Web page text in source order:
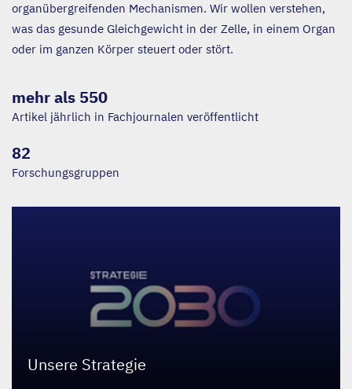
organübergreifenden Mechanismen. Wir wollen verstehen,
was das gesunde Gleichgewicht in der Zelle, in einem Organ
oder im ganzen Körper steuert oder stört.
mehr als 550
Artikel jährlich in Fachjournalen veröffentlicht
82
Forschungsgruppen
Unsere Strategie